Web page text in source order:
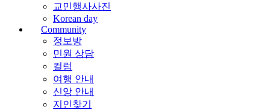
교민행사사진
Korean day
Community
정보방
민원 상담
컬럼
여행 안내
신앙 안내
지인찾기